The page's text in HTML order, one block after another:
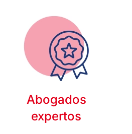
Abogados
expertos